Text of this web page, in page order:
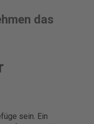
das
sein. Ein